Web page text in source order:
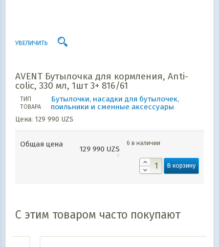
УВЕЛИЧИТЬ
AVENT Бутылочка для кормления, Anti-
colic, 330 мл, 1шт 3+ 816/61
ТИП
ТОВАРА
Бутылочки, насадки для бутылочек,
поильники и сменные аксессуары
Цена: 129 990 UZS
Общая цена
129 990 UZS
6 в наличии
В корзину
С этим товаром часто покупают